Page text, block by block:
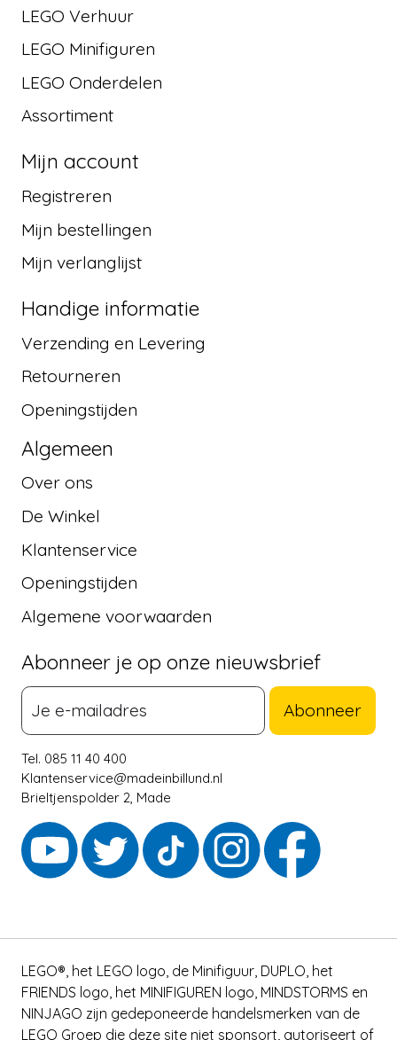
LEGO Verhuur
LEGO Minifiguren
LEGO Onderdelen
Assortiment
Mijn account
Registreren
Mijn bestellingen
Mijn verlanglijst
Handige informatie
Verzending en Levering
Retourneren
Openingstijden
Algemeen
Over ons
De Winkel
Klantenservice
Openingstijden
Algemene voorwaarden
Abonneer je op onze nieuwsbrief
Abonneer
Tel. 085 11 40 400
Klantenservice@madeinbillund.nl
Brieltjenspolder 2, Made
LEGO®, het LEGO logo, de Minifiguur, DUPLO, het
FRIENDS logo, het MINIFIGUREN logo, MINDSTORMS en
NINJAGO zijn gedeponeerde handelsmerken van de
LEGO Groep die deze site niet sponsort, autoriseert of